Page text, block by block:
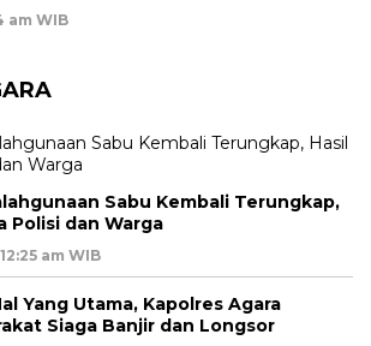
am WIB
Sabu Kembali Terungkap,
Polisi dan Warga
am WIB
Yang Utama, Kapolres Agara
Siaga Banjir dan Longsor